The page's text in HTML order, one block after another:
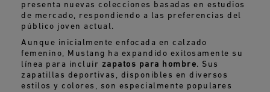
presenta nuevas colecciones basadas en estudios
de mercado, respondiendo a las preferencias del
público joven actual.
Aunque inicialmente enfocada en calzado
femenino, Mustang ha expandido exitosamente su
línea para incluir zapatos para hombre. Sus
zapatillas deportivas, disponibles en diversos
estilos y colores, son especialmente populares